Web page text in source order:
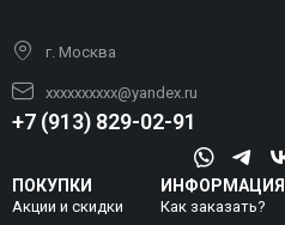
г. Москва
xxxxxxxxxx@yandex.ru
+7 (913) 829-02-91
ПОКУПКИ
Акции и скидки
ИНФОРМАЦИЯ
Как заказать?